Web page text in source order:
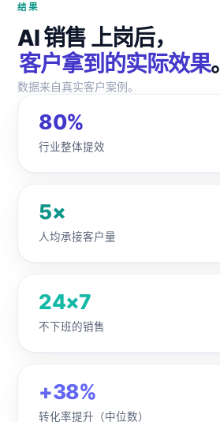
结果
AI 销售 上岗后，
客户拿到的实际效果。
数据来自真实客户案例。
80%
行业整体提效
5×
人均承接客户量
24×7
不下班的销售
+38%
转化率提升（中位数）